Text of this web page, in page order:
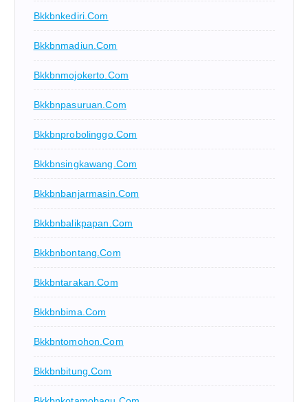
Bkkbnkediri.com
Bkkbnmadiun.com
Bkkbnmojokerto.com
Bkkbnpasuruan.com
Bkkbnprobolinggo.com
Bkkbnsingkawang.com
Bkkbnbanjarmasin.com
Bkkbnbalikpapan.com
Bkkbnbontang.com
Bkkbntarakan.com
Bkkbnbima.com
Bkkbntomohon.com
Bkkbnbitung.com